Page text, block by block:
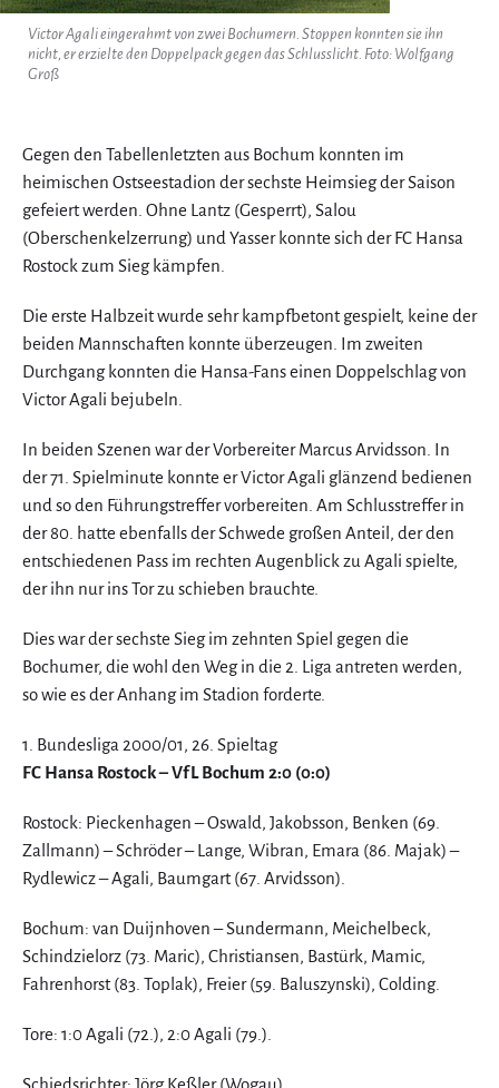
Victor Agali eingerahmt von zwei Bochumern. Stoppen konnten sie ihn
nicht, er erzielte den Doppelpack gegen das Schlusslicht. Foto: Wolfgang
Groß
Gegen den Tabellenletzten aus Bochum konnten im
heimischen Ostseestadion der sechste Heimsieg der Saison
gefeiert werden. Ohne Lantz (Gesperrt), Salou
(Oberschenkelzerrung) und Yasser konnte sich der FC Hansa
Rostock zum Sieg kämpfen.
Die erste Halbzeit wurde sehr kampfbetont gespielt, keine der
beiden Mannschaften konnte überzeugen. Im zweiten
Durchgang konnten die Hansa-Fans einen Doppelschlag von
Victor Agali bejubeln.
In beiden Szenen war der Vorbereiter Marcus Arvidsson. In
der 71. Spielminute konnte er Victor Agali glänzend bedienen
und so den Führungstreffer vorbereiten. Am Schlusstreffer in
der 80. hatte ebenfalls der Schwede großen Anteil, der den
entschiedenen Pass im rechten Augenblick zu Agali spielte,
der ihn nur ins Tor zu schieben brauchte.
Dies war der sechste Sieg im zehnten Spiel gegen die
Bochumer, die wohl den Weg in die 2. Liga antreten werden,
so wie es der Anhang im Stadion forderte.
1. Bundesliga 2000/01, 26. Spieltag
FC Hansa Rostock – VfL Bochum 2:0 (0:0)
Rostock: Pieckenhagen – Oswald, Jakobsson, Benken (69.
Zallmann) – Schröder – Lange, Wibran, Emara (86. Majak) –
Rydlewicz – Agali, Baumgart (67. Arvidsson).
Bochum: van Duijnhoven – Sundermann, Meichelbeck,
Schindzielorz (73. Maric), Christiansen, Bastürk, Mamic,
Fahrenhorst (83. Toplak), Freier (59. Baluszynski), Colding.
Tore: 1:0 Agali (72.), 2:0 Agali (79.).
Schiedsrichter: Jörg Keßler (Wogau).